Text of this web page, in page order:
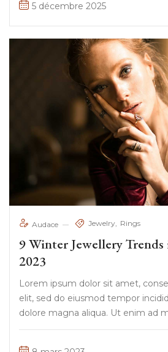
5 décembre 2025
Audace Jewelry Rings
9 Winter Jewellery
2023
Lorem ipsum dolor sit amet,
elit, sed do eiusmod tempor
dolore magna aliqua. Ut enim ad
nostrud exercitation ullamco